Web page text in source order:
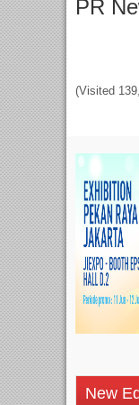
PR
(Visited
New